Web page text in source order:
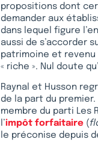
propositions dont
demander aux
dans lequel figure
aussi de s’accorder
patrimoine et revenu
« riche ». Nul doute
Raynal et Husson
de la part du
membre du parti Les
l’impôt forfaitaire (
le préconise depuis